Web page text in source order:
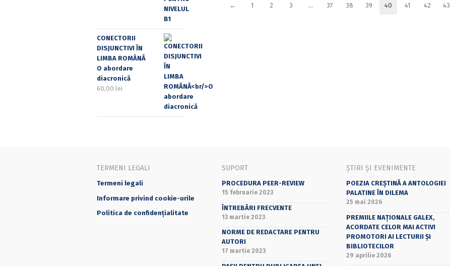
← 1 2 3 … 37 38 39 40 41 42 43
CONECTORII
DISJUNCTIVI ÎN
LIMBA ROMÂNĂ
O abordare
diacronică
60,00 lei
TERMENI LEGALI
Termeni legali
Informare privind cookie-urile
Politica de confidențialitate
SUPORT
PROCEDURA PEER-REVIEW
15 februarie 2023
ÎNTREBĂRI FRECVENTE
13 martie 2023
NORME DE REDACTARE PENTRU
AUTORI
17 martie 2023
ȘTIRI ȘI EVENIMENTE
POEZIA CREȘTINĂ A ANTOLOGIEI
PALATINE ÎN DILEMA
25 mai 2026
PREMIILE NAȚIONALE GALEX,
ACORDATE CELOR MAI ACTIVI
PROMOTORI AI LECTURII ȘI
BIBLIOTECILOR
29 aprilie 2026